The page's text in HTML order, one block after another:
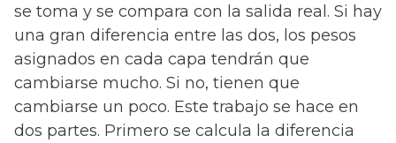
se toma y se compara con la salida real. Si hay
una gran diferencia entre las dos, los pesos
asignados en cada capa tendrán que
cambiarse mucho. Si no, tienen que
cambiarse un poco. Este trabajo se hace en
dos partes. Primero se calcula la diferencia